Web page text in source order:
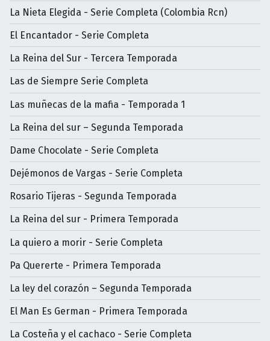
La Nieta Elegida - Serie Completa (Colombia Rcn)
El Encantador - Serie Completa
La Reina del Sur - Tercera Temporada
Las de Siempre Serie Completa
Las muñecas de la mafia - Temporada 1
La Reina del sur – Segunda Temporada
Dame Chocolate - Serie Completa
Dejémonos de Vargas - Serie Completa
Rosario Tijeras - Segunda Temporada
La Reina del sur - Primera Temporada
La quiero a morir - Serie Completa
Pa Quererte - Primera Temporada
La ley del corazón – Segunda Temporada
El Man Es German - Primera Temporada
La Costeña y el cachaco - Serie Completa